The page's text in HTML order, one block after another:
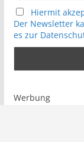
Hiermit
Der Newsletter
es zur
Werbung